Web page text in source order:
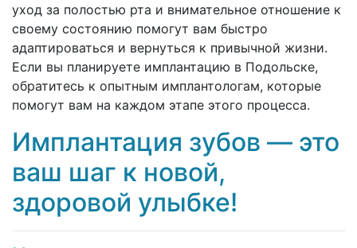
уход за полостью рта и внимательное отношение к
своему состоянию помогут вам быстро
адаптироваться и вернуться к привычной жизни.
Если вы планируете имплантацию в Подольске,
обратитесь к опытным имплантологам, которые
помогут вам на каждом этапе этого процесса.
Имплантация зубов — это
ваш шаг к новой,
здоровой улыбке!